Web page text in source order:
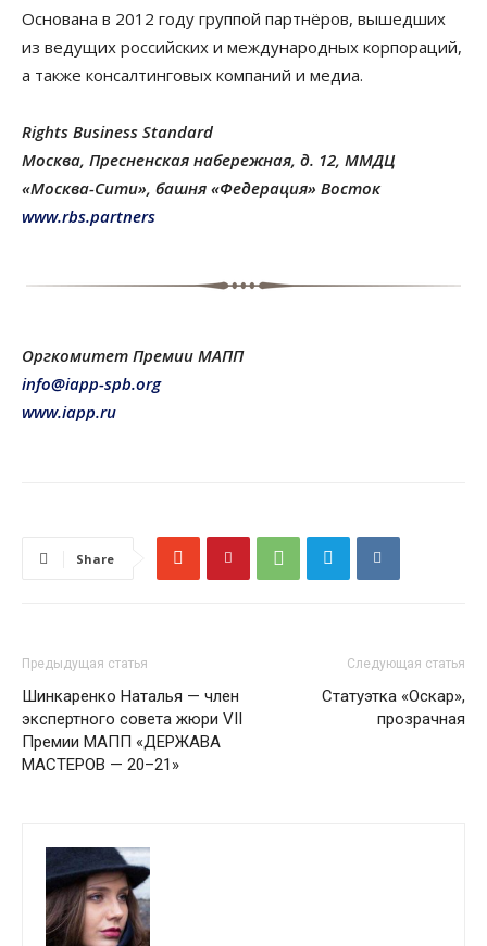
Основана в 2012 году группой партнёров, вышедших
из ведущих российских и международных корпораций,
а также консалтинговых компаний и медиа.
Rights Business Standard
Москва, Пресненская набережная, д. 12, ММДЦ
«Москва-Сити», башня «Федерация» Восток
www.rbs.partners
Оргкомитет Премии МАПП
info@iapp-spb.org
www.iapp.ru
Share
Предыдущая статья
Шинкаренко Наталья — член
экспертного совета жюри VII
Премии МАПП «ДЕРЖАВА
МАСТЕРОВ — 20–21»
Следующая статья
Статуэтка «Оскар»,
прозрачная